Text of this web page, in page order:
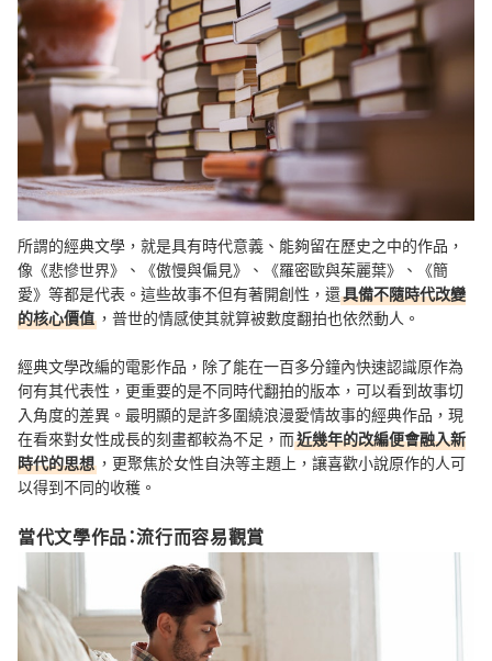
所謂的經典文學，就是具有時代意義、能夠留在歷史之中的作品，
像《悲慘世界》、《傲慢與偏見》、《羅密歐與茱麗葉》、《簡
愛》等都是代表。這些故事不但有著開創性，還具備不隨時代改變
的核心價值 ，普世的情感使其就算被數度翻拍也依然動人。
經典文學改編的電影作品，除了能在一百多分鐘內快速認識原作為
何有其代表性，更重要的是不同時代翻拍的版本，可以看到故事切
入角度的差異。最明顯的是許多圍繞浪漫愛情故事的經典作品，現
在看來對女性成長的刻畫都較為不足，而近幾年的改編便會融入新
時代的思想 ，更聚焦於女性自決等主題上，讓喜歡小說原作的人可
以得到不同的收穫。
當代文學作品：流行而容易觀賞